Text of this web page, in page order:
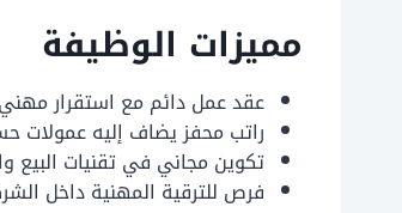
مميزات الوظيفة
عقد عمل دائم مع استقرار مهني
راتب محفز يضاف إليه عمولات
تكوين مجاني في تقنيات البيع
فرص للترقية المهنية داخل